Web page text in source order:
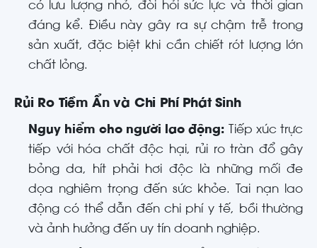
có lưu lượng nhỏ, đòi hỏi sức lực và thời gian
đáng kể. Điều này gây ra sự chậm trễ trong
sản xuất, đặc biệt khi cần chiết rót lượng lớn
chất lỏng.
Rủi Ro Tiềm Ẩn và Chi Phí Phát Sinh
Nguy hiểm cho người lao động: Tiếp xúc trực
tiếp với hóa chất độc hại, rủi ro tràn đổ gây
bỏng da, hít phải hơi độc là những mối đe
dọa nghiêm trọng đến sức khỏe. Tai nạn lao
động có thể dẫn đến chi phí y tế, bồi thường
và ảnh hưởng đến uy tín doanh nghiệp.